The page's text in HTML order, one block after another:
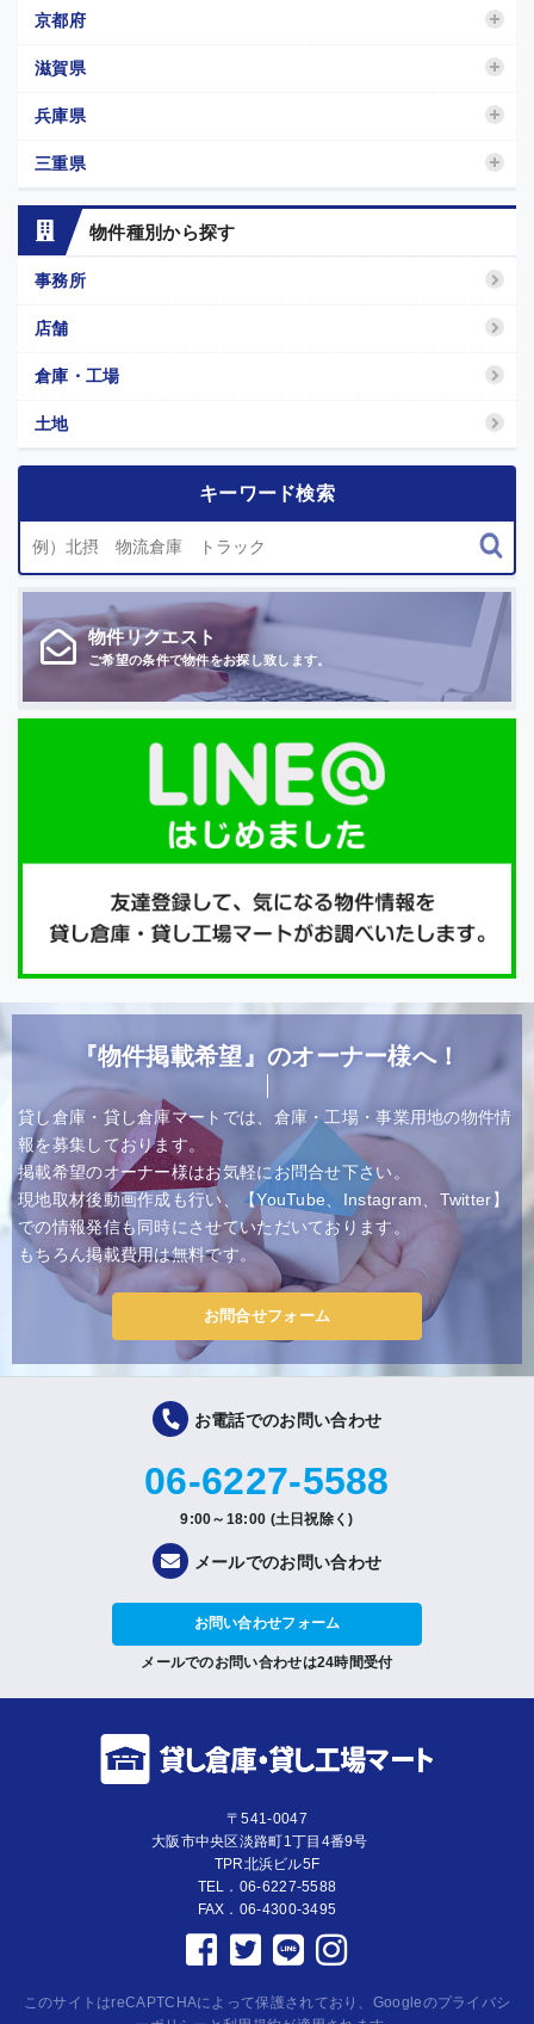
京都府
滋賀県
兵庫県
三重県
物件種別から探す
事務所
店舗
倉庫・工場
土地
キーワード検索
物件リクエスト
ご希望の条件で物件をお探し致します。
『物件掲載希望』のオーナー様へ！
貸し倉庫・貸し倉庫マートでは、倉庫・工場・事業用地の物件情
報を募集しております。
掲載希望のオーナー様はお気軽にお問合せ下さい。
現地取材後動画作成も行い、【YouTube、Instagram、Twitter】
での情報発信も同時にさせていただいております。
もちろん掲載費用は無料です。
お問合せフォーム
お電話でのお問い合わせ
06-6227-5588
9:00～18:00 (土日祝除く)
メールでのお問い合わせ
お問い合わせフォーム
メールでのお問い合わせは24時間受付
〒541-0047
大阪市中央区淡路町1丁目4番9号
TPR北浜ビル5F
TEL．06-6227-5588
FAX．06-4300-3495
このサイトはreCAPTCHAによって保護されており、Googleのプライバシ